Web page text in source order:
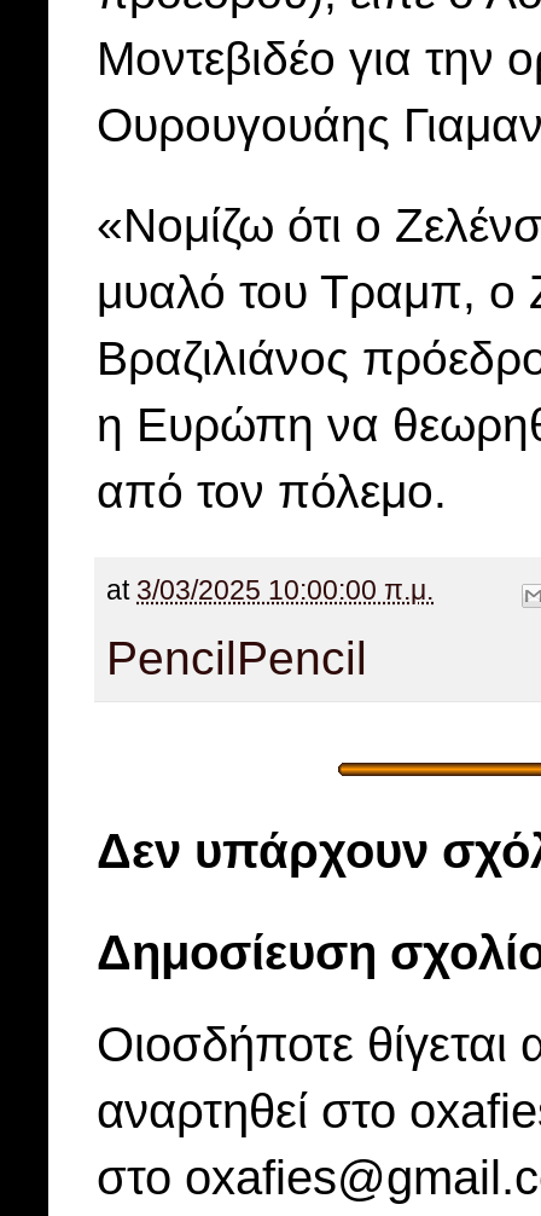
Μοντεβιδέο για την
Ουρουγουάης
«Νομίζω ότι ο
μυαλό του Τραμπ, ο
Βραζιλιάνος
η Ευρώπη να
από τον πόλεμο.
at 3/03/2025 10:00:00 π.μ.
PencilPencil
Δεν υπάρχουν
Δημοσίευση
Οιοσδήποτε
αναρτηθεί στο
στο